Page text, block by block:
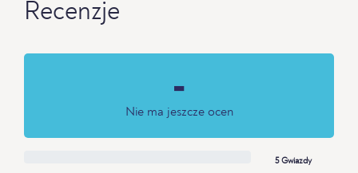
Recenzje
-
Nie ma jeszcze ocen
5 Gwiazdy